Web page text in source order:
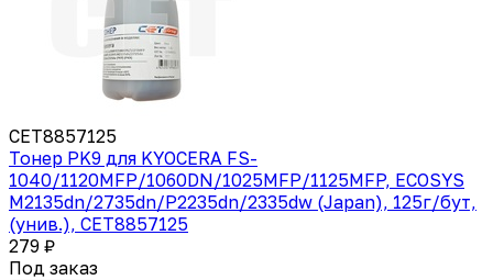
CET8857125
Тонер PK9 для KYOCERA FS-
1040/1120MFP/1060DN/1025MFP/1125MFP, ECOSYS
M2135dn/2735dn/P2235dn/2335dw (Japan), 125г/бут,
(унив.), CET8857125
279 ₽
Под заказ